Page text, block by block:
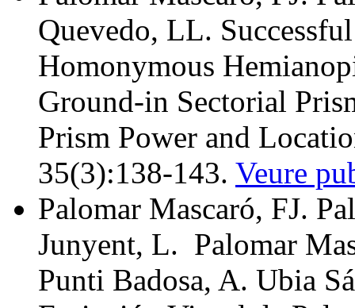
Quevedo, LL.
Homonymous
Ground-in Sectorial
Prism Power and
35(3):138-143. Veure
Palomar Mascaró, FJ.
Junyent, L. Palomar
Punti Badosa, A. Ubia